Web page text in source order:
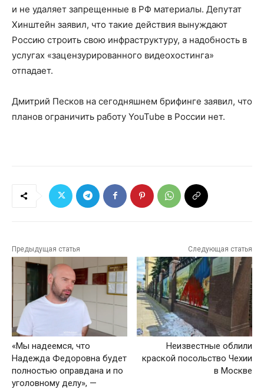
и не удаляет запрещенные в РФ материалы. Депутат
Хинштейн заявил, что такие действия вынуждают
Россию строить свою инфраструктуру, а надобность в
услугах «зацензурированного видеохостинга»
отпадает.
Дмитрий Песков на сегодняшнем брифинге заявил, что
планов ограничить работу YouTube в России нет.
Предыдущая статья
«Мы надеемся, что
Надежда Федоровна будет
полностью оправдана и по
уголовному делу», —
Следующая статья
Неизвестные облили
краской посольство Чехии
в Москве